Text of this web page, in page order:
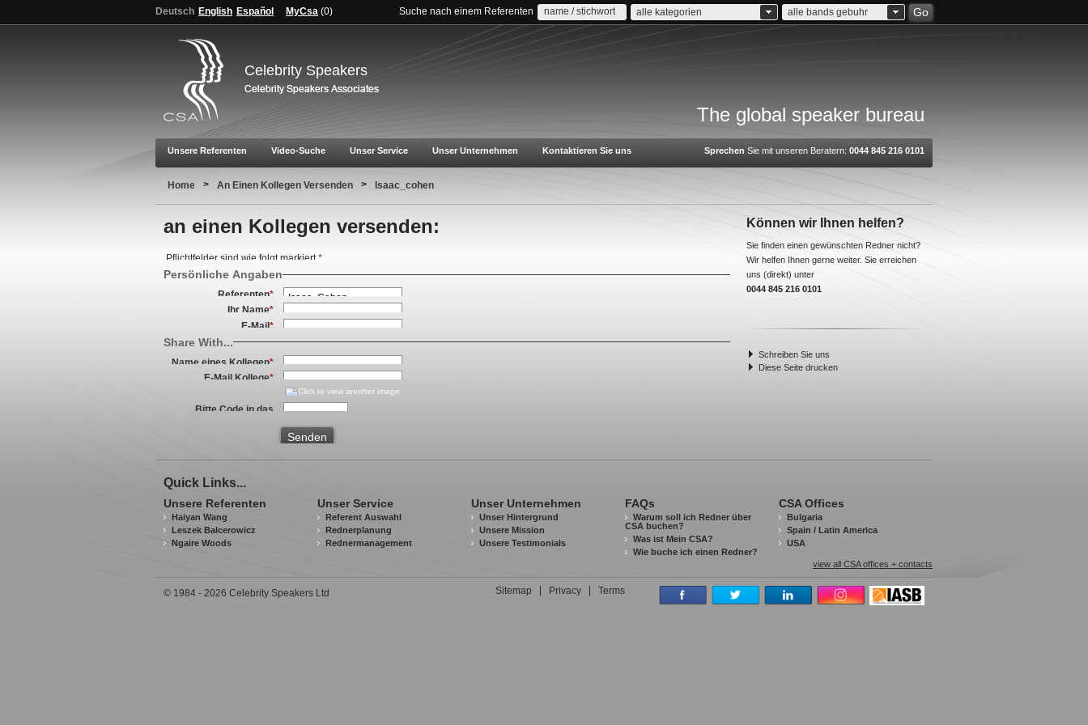
Deutsch English Español MyCsa (0) Suche nach einem Referenten alle kategorien alle bands gebuhr Go
Celebrity Speakers
The global speaker bureau
Unsere Referenten Video-Suche Unser Service Unser Unternehmen Kontaktieren Sie uns Sprechen Sie mit unseren Beratern: 0044 845 216 0101
Home > An Einen Kollegen Versenden > Isaac_cohen
an einen Kollegen versenden:
Pflichtfelder sind wie folgt markiert *
Persönliche Angaben
Referenten*
Ihr Name*
E-Mail*
Share With...
Name eines Kollegen*
E-Mail Kollege*
Bitte Code in das
Senden
Können wir Ihnen helfen?
Sie finden einen gewünschten Redner nicht?
Wir helfen Ihnen gerne weiter. Sie erreichen
uns (direkt) unter
0044 845 216 0101
Schreiben Sie uns
Diese Seite drucken
Quick Links...
Unsere Referenten
Haiyan Wang
Leszek Balcerowicz
Ngaire Woods
Unser Service
Referent Auswahl
Rednerplanung
Rednermanagement
Unser Unternehmen
Unser Hintergrund
Unsere Mission
Unsere Testimonials
FAQs
Warum soll ich Redner über
CSA buchen?
Was ist Mein CSA?
Wie buche ich einen Redner?
CSA Offices
Bulgaria
Spain / Latin America
USA
view all CSA offices + contacts
© 1984 - 2026 Celebrity Speakers Ltd Sitemap Privacy Terms